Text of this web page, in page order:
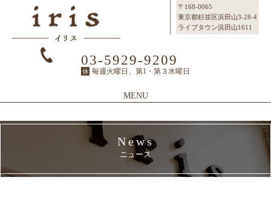
〒168-0065
東京都杉並区浜田山3-28-4
ライブタウン浜田山1611
03-5929-9209
休 毎週火曜日、第1・第３水曜日
MENU
Top
Topページ
Concept
irisのこだわり
News
ニュース